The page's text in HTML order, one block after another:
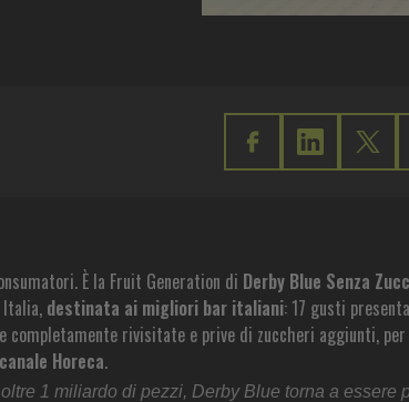
È la Fruit Generation di Derby Blue Senza
destinata ai migliori bar italiani: 17 gusti
rivisitate e prive di zuccheri aggiunti, per
Horeca.
1 miliardo di pezzi, Derby Blue torna a essere